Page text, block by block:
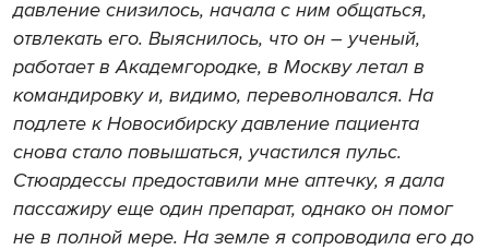
давление снизилось, начала с ним общаться,
отвлекать его. Выяснилось, что он ― ученый,
работает в Академгородке, в Москву летал в
командировку и, видимо, переволновался. На
подлете кНовосибирску давление пациента
снова стало повышаться, участился пульс.
Стюардессы предоставили мне аптечку, ядала
пассажиру еще один препарат, однако он помог
не в полной мере. На земле я сопроводила его до